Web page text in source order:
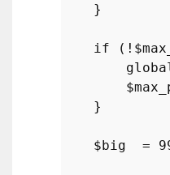
    }
if (!
    }
$big
  =